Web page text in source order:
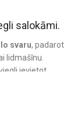
salokāmi.
svaru, padarot
lidmašīnu.
ievietot